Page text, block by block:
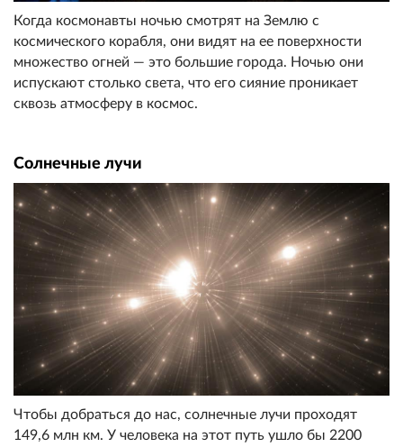
Когда космонавты ночью смотрят на Землю с
космического корабля, они видят на ее поверхности
множество огней — это большие города. Ночью они
испускают столько света, что его сияние проникает
сквозь атмосферу в космос.
Солнечные лучи
Чтобы добраться до нас, солнечные лучи проходят
149,6 млн км. У человека на этот путь ушло бы 2200